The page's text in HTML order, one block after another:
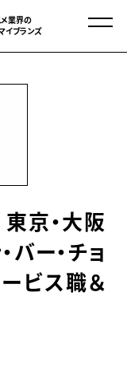
メ業界の
イブランズ
京・大阪
バー・チョ
ビス職＆